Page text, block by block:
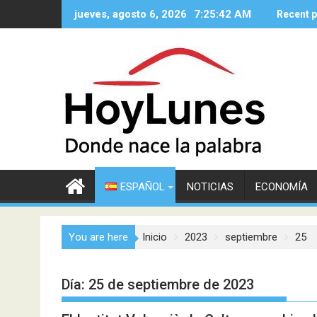
jueves, agosto 6, 2026 7:25:43 AM Recent
ESPAÑOL NOTICIAS ECONOMÍA
You are here Inicio 2023 septiembre 25
Día: 25 de septiembre de 2023